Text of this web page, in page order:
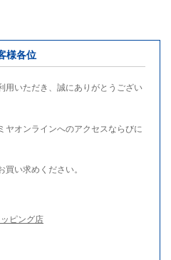
様各位
用いただき、誠にありがとうござい
ヤオンラインへのアクセスならびに
い求めください。
ピング店